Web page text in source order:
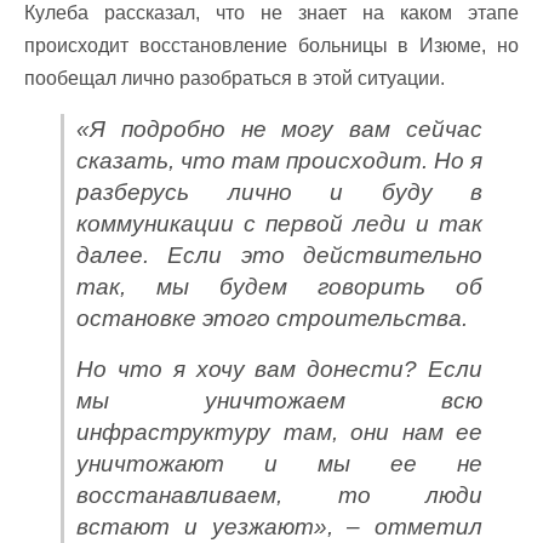
Кулеба рассказал, что не знает на каком этапе
происходит восстановление больницы в Изюме, но
пообещал лично разобраться в этой ситуации.
«Я подробно не могу вам сейчас
сказать, что там происходит. Но я
разберусь лично и буду в
коммуникации с первой леди и так
далее. Если это действительно
так, мы будем говорить об
остановке этого строительства.
Но что я хочу вам донести? Если
мы уничтожаем всю
инфраструктуру там, они нам ее
уничтожают и мы ее не
восстанавливаем, то люди
встают и уезжают», – отметил